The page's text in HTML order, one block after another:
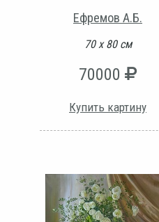
Ефремов А.Б.
70 х 80 см
70000
Купить картину